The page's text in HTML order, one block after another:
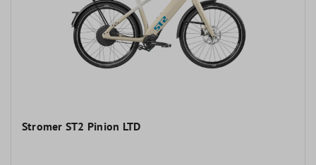
Stromer ST2 Pinion LTD